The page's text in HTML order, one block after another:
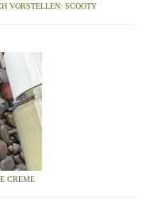
VORSTELLEN: SCOOTY
CREME